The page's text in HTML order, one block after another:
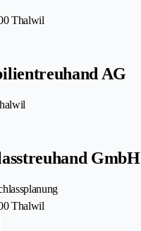
Thalwil
AG
GmbH
Thalwil